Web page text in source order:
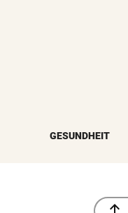
GESUNDHEIT